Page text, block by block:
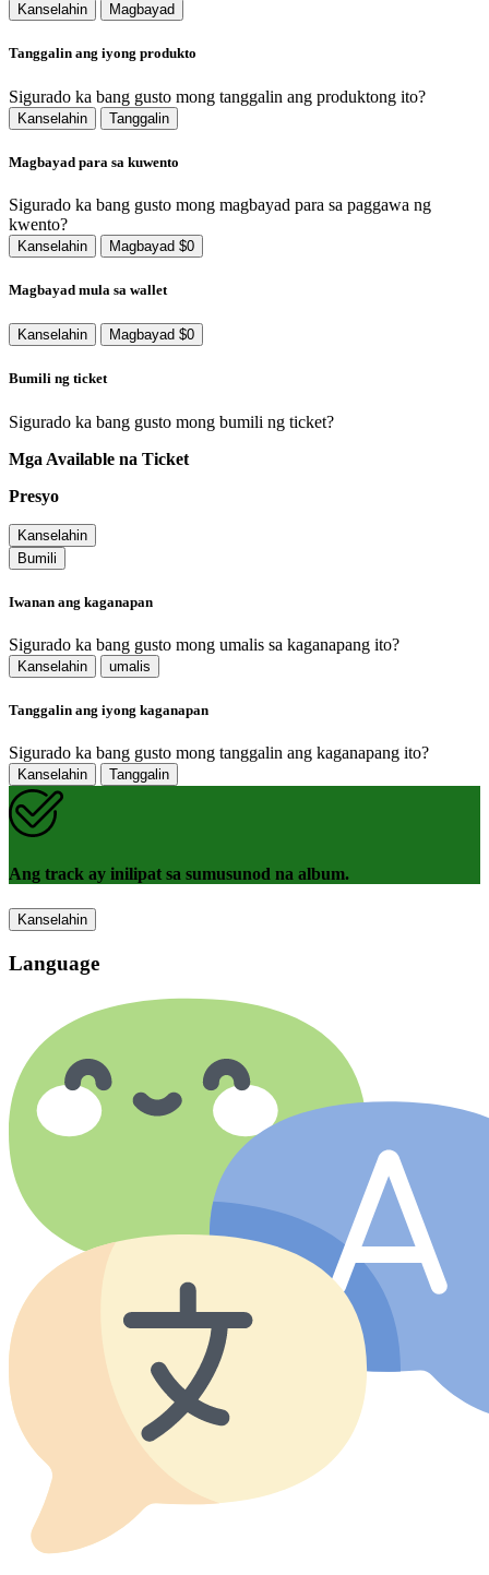
Kanselahin Magbayad
Tanggalin ang iyong produkto
Sigurado ka bang gusto mong tanggalin ang produktong ito?
Kanselahin Tanggalin
Magbayad para sa kuwento
Sigurado ka bang gusto mong magbayad para sa paggawa ng
kwento?
Kanselahin Magbayad $0
Magbayad mula sa wallet
Kanselahin Magbayad $0
Bumili ng ticket
Sigurado ka bang gusto mong bumili ng ticket?
Mga Available na Ticket
Presyo
Kanselahin
Bumili
Iwanan ang kaganapan
Sigurado ka bang gusto mong umalis sa kaganapang ito?
Kanselahin umalis
Tanggalin ang iyong kaganapan
Sigurado ka bang gusto mong tanggalin ang kaganapang ito?
Kanselahin Tanggalin
Ang track ay inilipat sa sumusunod na album.
Kanselahin
Language